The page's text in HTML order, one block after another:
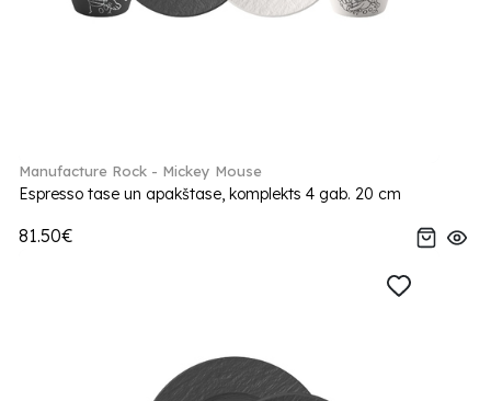
Manufacture Rock - Mickey Mouse
Espresso tase un apakštase, komplekts 4 gab. 20 cm
81.50€